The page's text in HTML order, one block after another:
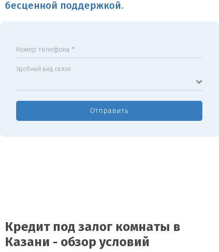
бесценной поддержкой.
Номер телефона *
Удобный вид связи
Отправить
Кредит под залог комнаты в
Казани - обзор условий